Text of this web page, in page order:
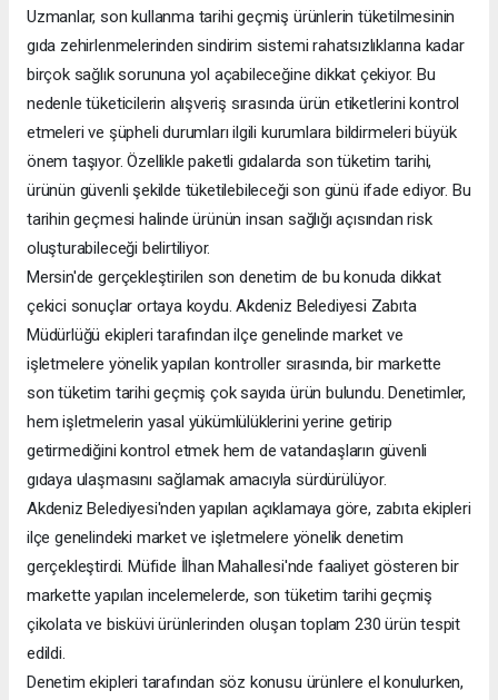
Uzmanlar, son kullanma tarihi geçmiş ürünlerin tüketilmesinin
gıda zehirlenmelerinden sindirim sistemi rahatsızlıklarına kadar
birçok sağlık sorununa yol açabileceğine dikkat çekiyor. Bu
nedenle tüketicilerin alışveriş sırasında ürün etiketlerini kontrol
etmeleri ve şüpheli durumları ilgili kurumlara bildirmeleri büyük
önem taşıyor. Özellikle paketli gıdalarda son tüketim tarihi,
ürünün güvenli şekilde tüketilebileceği son günü ifade ediyor. Bu
tarihin geçmesi halinde ürünün insan sağlığı açısından risk
oluşturabileceği belirtiliyor.
Mersin'de gerçekleştirilen son denetim de bu konuda dikkat
çekici sonuçlar ortaya koydu. Akdeniz Belediyesi Zabıta
Müdürlüğü ekipleri tarafından ilçe genelinde market ve
işletmelere yönelik yapılan kontroller sırasında, bir markette
son tüketim tarihi geçmiş çok sayıda ürün bulundu. Denetimler,
hem işletmelerin yasal yükümlülüklerini yerine getirip
getirmediğini kontrol etmek hem de vatandaşların güvenli
gıdaya ulaşmasını sağlamak amacıyla sürdürülüyor.
Akdeniz Belediyesi'nden yapılan açıklamaya göre, zabıta ekipleri
ilçe genelindeki market ve işletmelere yönelik denetim
gerçekleştirdi. Müfide İlhan Mahallesi'nde faaliyet gösteren bir
markette yapılan incelemelerde, son tüketim tarihi geçmiş
çikolata ve bisküvi ürünlerinden oluşan toplam 230 ürün tespit
edildi.
Denetim ekipleri tarafından söz konusu ürünlere el konulurken,